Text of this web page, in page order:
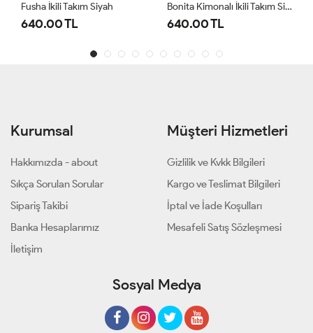
Fusha İkili Takım Siyah
640.00 TL
Bonita Kimonalı İkili Takım Siyah
640.00 TL
Kurumsal
Hakkımızda - about
Sıkça Sorulan Sorular
Sipariş Takibi
Banka Hesaplarımız
İletişim
Müşteri Hizmetleri
Gizlilik ve Kvkk Bilgileri
Kargo ve Teslimat Bilgileri
İptal ve İade Koşulları
Mesafeli Satış Sözleşmesi
Sosyal Medya